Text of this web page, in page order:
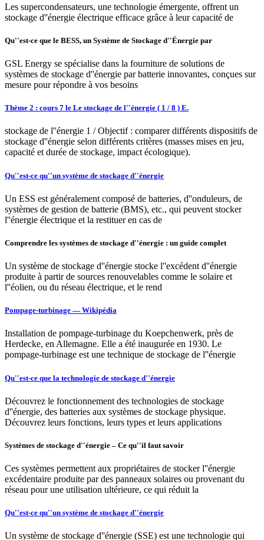
Les supercondensateurs, une technologie émergente, offrent un
stockage d''énergie électrique efficace grâce à leur capacité de
Qu''est-ce que le BESS, un Système de Stockage d''Énergie par
GSL Energy se spécialise dans la fourniture de solutions de
systèmes de stockage d''énergie par batterie innovantes, conçues sur
mesure pour répondre à vos besoins
Thème 2 : cours 7 le Le stockage de l''énergie ( 1 / 8 ) E.
stockage de l''énergie 1 / Objectif : comparer différents dispositifs de
stockage d''énergie selon différents critères (masses mises en jeu,
capacité et durée de stockage, impact écologique).
Qu''est-ce qu''un système de stockage d''énergie
Un ESS est généralement composé de batteries, d''onduleurs, de
systèmes de gestion de batterie (BMS), etc., qui peuvent stocker
l''énergie électrique et la restituer en cas de
Comprendre les systèmes de stockage d''énergie : un guide complet
Un système de stockage d''énergie stocke l''excédent d''énergie
produite à partir de sources renouvelables comme le solaire et
l''éolien, ou du réseau électrique, et le rend
Pompage-turbinage — Wikipédia
Installation de pompage-turbinage du Koepchenwerk, près de
Herdecke, en Allemagne. Elle a été inaugurée en 1930. Le
pompage-turbinage est une technique de stockage de l''énergie
Qu''est-ce que la technologie de stockage d''énergie
Découvrez le fonctionnement des technologies de stockage
d''énergie, des batteries aux systèmes de stockage physique.
Découvrez leurs fonctions, leurs types et leurs applications
Systèmes de stockage d''énergie – Ce qu''il faut savoir
Ces systèmes permettent aux propriétaires de stocker l''énergie
excédentaire produite par des panneaux solaires ou provenant du
réseau pour une utilisation ultérieure, ce qui réduit la
Qu''est-ce qu''un système de stockage d''énergie
Un système de stockage d''énergie (SSE) est une technologie qui